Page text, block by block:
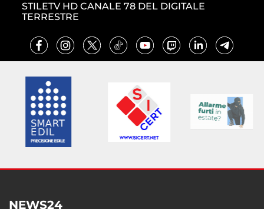
STILETV HD CANALE 78 DEL DIGITALE
TERRESTRE
NEWS24